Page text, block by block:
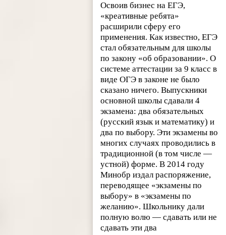
Освоив бизнес на ЕГЭ,
«креативные ребята»
расширили сферу его
применения. Как известно, ЕГЭ
стал обязательным для школы
по закону «об образовании». О
системе аттестации за 9 класс в
виде ОГЭ в законе не было
сказано ничего. Выпускники
основной школы сдавали 4
экзамена: два обязательных
(русский язык и математику) и
два по выбору. Эти экзамены во
многих случаях проводились в
традиционной (в том числе —
устной) форме. В 2014 году
Минобр издал распоряжение,
переводящее «экзамены по
выбору» в «экзамены по
желанию». Школьнику дали
полную волю — сдавать или не
сдавать эти два